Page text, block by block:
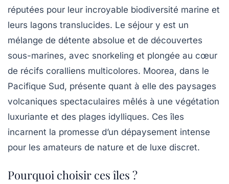
réputées pour leur incroyable biodiversité marine et
leurs lagons translucides. Le séjour y est un
mélange de détente absolue et de découvertes
sous-marines, avec snorkeling et plongée au cœur
de récifs coralliens multicolores. Moorea, dans le
Pacifique Sud, présente quant à elle des paysages
volcaniques spectaculaires mêlés à une végétation
luxuriante et des plages idylliques. Ces îles
incarnent la promesse d’un dépaysement intense
pour les amateurs de nature et de luxe discret.
Pourquoi choisir ces îles ?